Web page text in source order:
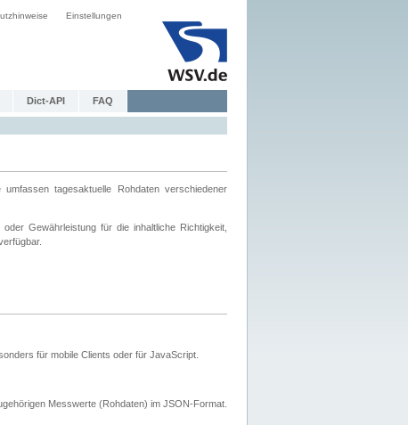
Einstellungen
Dict-API FAQ
tagesaktuelle Rohdaten verschiedener
Gewährleistung für die inhaltliche Richtigkeit,
für mobile Clients oder für JavaScript.
Messwerte (Rohdaten) im JSON-Format.